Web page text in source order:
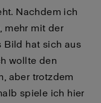
Nachdem ich
mehr mit der
Bild hat sich aus
wollte den
aber trotzdem
spiele ich hier